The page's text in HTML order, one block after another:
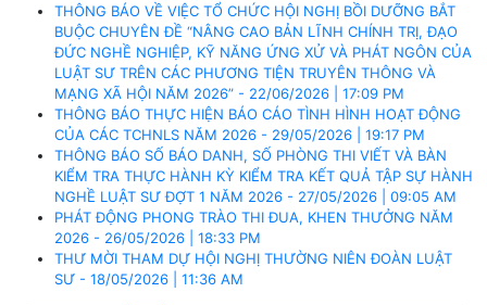
THÔNG BÁO VỀ VIỆC TỔ CHỨC HỘI NGHỊ BỒI DƯỠNG BẮT
BUỘC CHUYÊN ĐỀ “NÂNG CAO BẢN LĨNH CHÍNH TRỊ, ĐẠO
ĐỨC NGHỀ NGHIỆP, KỸ NĂNG ỨNG XỬ VÀ PHÁT NGÔN CỦA
LUẬT SƯ TRÊN CÁC PHƯƠNG TIỆN TRUYÊN THÔNG VÀ
MẠNG XÃ HỘI NĂM 2026” - 22/06/2026 | 17:09 PM
THÔNG BÁO THỰC HIỆN BÁO CÁO TÌNH HÌNH HOẠT ĐỘNG
CỦA CÁC TCHNLS NĂM 2026 - 29/05/2026 | 19:17 PM
THÔNG BÁO SỐ BÁO DANH, SỐ PHÒNG THI VIẾT VÀ BÀN
KIỂM TRA THỰC HÀNH KỲ KIỂM TRA KẾT QUẢ TẬP SỰ HÀNH
NGHỀ LUẬT SƯ ĐỢT 1 NĂM 2026 - 27/05/2026 | 09:05 AM
PHÁT ĐỘNG PHONG TRÀO THI ĐUA, KHEN THƯỞNG NĂM
2026 - 26/05/2026 | 18:33 PM
THƯ MỜI THAM DỰ HỘI NGHỊ THƯỜNG NIÊN ĐOÀN LUẬT
SƯ - 18/05/2026 | 11:36 AM